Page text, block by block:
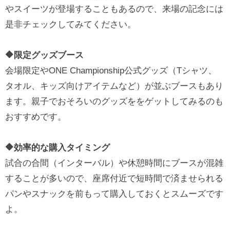
やスイーツが登場することもあるので、来場の記念には
是非チェックしてみてください。
🔶限定グッズブース
会場限定やONE Championship公式グッズ（Tシャツ、
タオル、キッズ向けアイテムなど）が並ぶブースもあり
ます。親子でおそろいのグッズををゲットしてみるのも
おすすめです。
🔶効率的な購入タイミング
試合の合間（インターバル）や休憩時間にブースが混雑
することが多いので、座席付近で短時間で済ませられる
パンやスナックを前もって購入しておくとスムーズです
よ。